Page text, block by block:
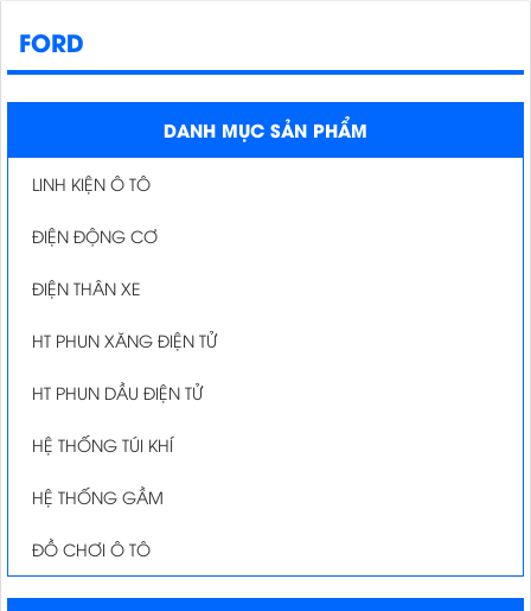
FORD
DANH MỤC SẢN PHẨM
LINH KIỆN Ô TÔ
ĐIỆN ĐỘNG CƠ
ĐIỆN THÂN XE
HT PHUN XĂNG ĐIỆN TỬ
HT PHUN DẦU ĐIỆN TỬ
HỆ THỐNG TÚI KHÍ
HỆ THỐNG GẦM
ĐỒ CHƠI Ô TÔ